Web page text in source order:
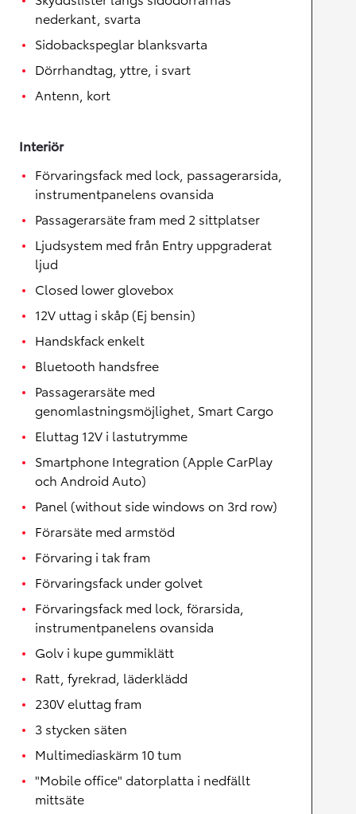
nederkant, svarta
Sidobackspeglar blanksvarta
Dörrhandtag, yttre, i svart
Antenn, kort
Interiör
Förvaringsfack med lock, passagerarsida,
instrumentpanelens ovansida
Passagerarsäte fram med 2 sittplatser
Ljudsystem med från Entry uppgraderat
ljud
Closed lower glovebox
12V uttag i skåp (Ej bensin)
Handskfack enkelt
Bluetooth handsfree
Passagerarsäte med
genomlastningsmöjlighet, Smart Cargo
Eluttag 12V i lastutrymme
Smartphone Integration (Apple CarPlay
och Android Auto)
Panel (without side windows on 3rd row)
Förarsäte med armstöd
Förvaring i tak fram
Förvaringsfack under golvet
Förvaringsfack med lock, förarsida,
instrumentpanelens ovansida
Golv i kupe gummiklätt
Ratt, fyrekrad, läderklädd
230V eluttag fram
3 stycken säten
Multimediaskärm 10 tum
"Mobile office" datorplatta i nedfällt
mittsäte